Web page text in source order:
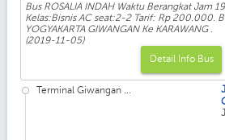
Bus ROSALIA INDAH Waktu Berangkat Jam
Kelas:Bisnis AC seat:2-2 Tarif: Rp 200.000.
YOGYAKARTA GIWANGAN Ke KARAWANG .
(2019-11-05)
Detail Info Bus
Terminal Giwangan ...